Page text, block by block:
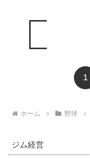
1
ホーム 野球
ジム経営